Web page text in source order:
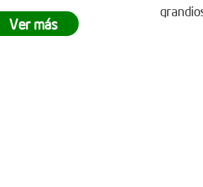
un paso gigante hacia
y demostramos lo
Ver más
crear